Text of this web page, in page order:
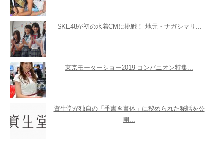
SKE48が初の水着CMに挑戦！ 地元・ナガシマリ...
東京モーターショー2019 コンパニオン特集...
資生堂が独自の「手書き書体」に秘められた秘話を公
開...